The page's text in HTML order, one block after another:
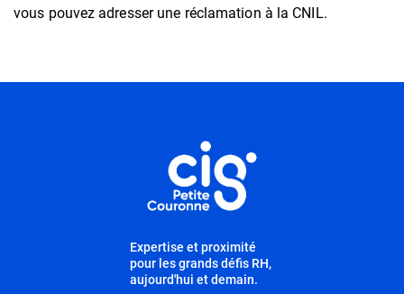
vous pouvez adresser une réclamation à la CNIL.
Expertise et proximité
pour les grands défis RH,
aujourd'hui et demain.